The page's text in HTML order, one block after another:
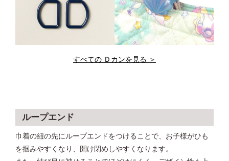
すべての Ｄカンを見る ＞
ループエンド
巾着の紐の先にループエンドをつけることで、お子様がひも
を掴みやすくなり、開け閉めしやすくなります。